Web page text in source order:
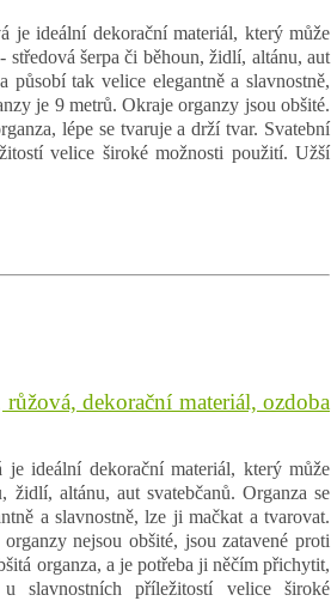
je ideální dekorační materiál, který může
šerpa či běhoun, židlí, altánu, aut
působí tak velice elegantně a slavnostně,
je 9 metrů. Okraje organzy jsou obšité.
lépe se tvaruje a drží tvar. Svatební
velice široké možnosti použití. Užší
dekorační materiál, ozdoba
ideální dekorační materiál, který může
židlí, altánu, aut svatebčanů. Organza se
a slavnostně, lze ji mačkat a tvarovat.
nejsou obšité, jsou zatavené proti
organza, a je potřeba ji něčím přichytit,
slavnostních příležitostí velice široké